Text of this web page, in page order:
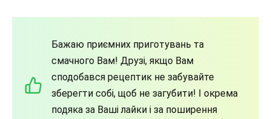
Бажаю приємних приготувань та
смачного Вам! Друзі, якщо Вам
сподобався рецептик не забувайте
зберегти собі, щоб не загубити! І окрема
подяка за Ваші лайки і за поширення